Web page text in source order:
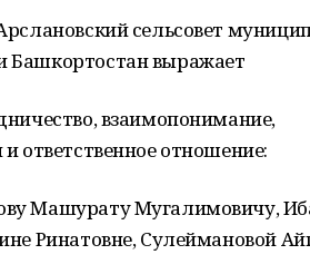
сельсовет
Башкортостан выражает
взаимопонимание,
ответственное отношение:
Машурату Мугалимовичу,
Ринатовне, Сулеймановой